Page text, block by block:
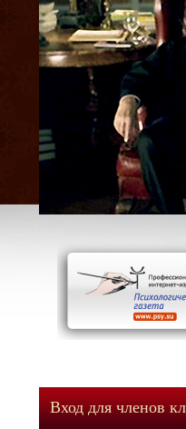
Вход для членов